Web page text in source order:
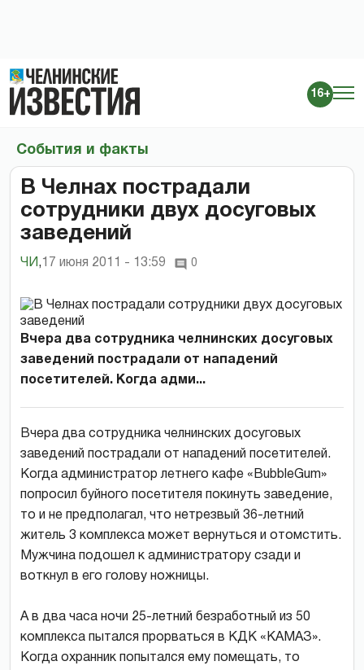
16+
События и факты
В Челнах пострадали
сотрудники двух досуговых
заведений
ЧИ , 17 июня 2011 - 13:59 0
Вчера два сотрудника челнинских досуговых
заведений пострадали от нападений
посетителей. Когда адми...
Вчера два сотрудника челнинских досуговых
заведений пострадали от нападений посетителей.
Когда администратор летнего кафе «BubbleGum»
попросил буйного посетителя покинуть заведение,
то и не предполагал, что нетрезвый 36-летний
житель 3 комплекса может вернуться и отомстить.
Мужчина подошел к администратору сзади и
воткнул в его голову ножницы.
А в два часа ночи 25-летний безработный из 50
комплекса пытался прорваться в КДК «КАМАЗ».
Когда охранник попытался ему помещать, то